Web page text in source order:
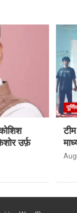
उर्फ़